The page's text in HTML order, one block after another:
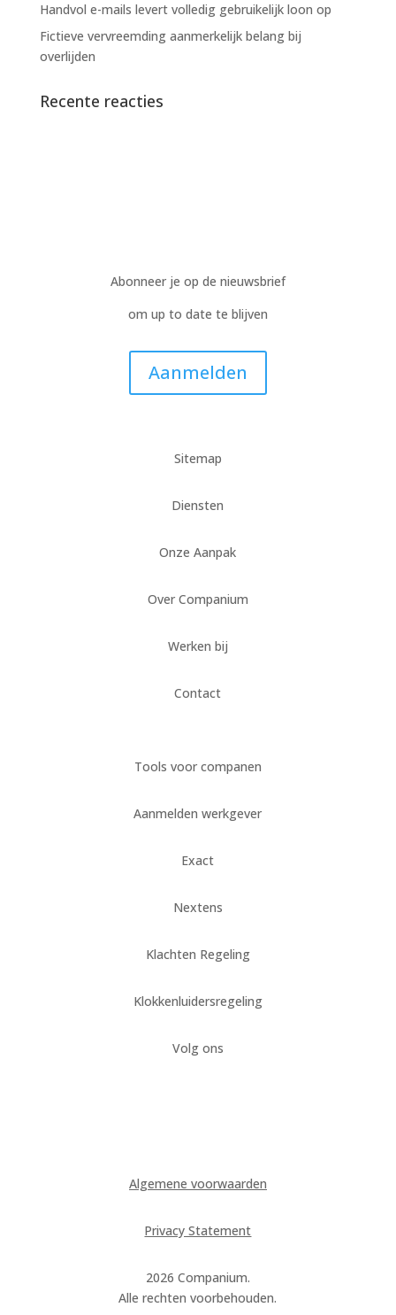
Handvol e-mails levert volledig gebruikelijk loon op
Fictieve vervreemding aanmerkelijk belang bij
overlijden
Recente reacties
Abonneer je op de nieuwsbrief
om up to date te blijven
Aanmelden
Sitemap
Diensten
Onze Aanpak
Over Companium
Werken bij
Contact
Tools voor companen
Aanmelden werkgever
Exact
Nextens
Klachten Regeling
Klokkenluidersregeling
Volg ons
Algemene voorwaarden
Privacy Statement
2026 Companium.
Alle rechten voorbehouden.